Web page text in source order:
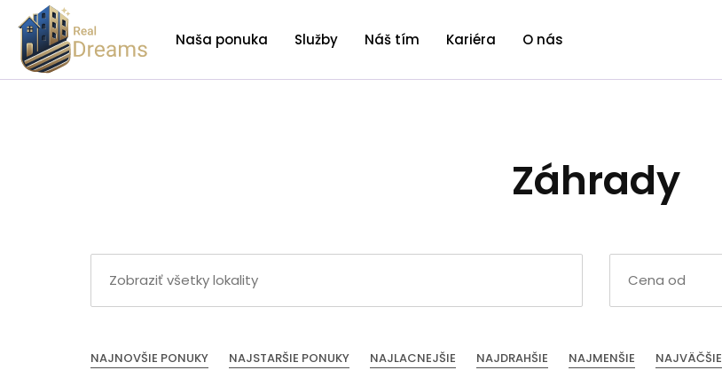
Naša ponuka Služby Náš tím Kariéra O nás
Záhrady
NAJNOVŠIE PONUKY NAJSTARŠIE PONUKY NAJLACNEJŠIE NAJDRAHŠIE NAJMENŠIE NAJVÄČŠIE